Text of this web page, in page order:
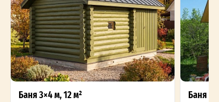
Баня 3×4 м, 12 м² Баня